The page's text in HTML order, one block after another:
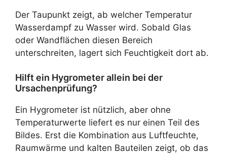
Der Taupunkt zeigt, ab welcher Temperatur
Wasserdampf zu Wasser wird. Sobald Glas
oder Wandflächen diesen Bereich
unterschreiten, lagert sich Feuchtigkeit dort ab.
Hilft ein Hygrometer allein bei der
Ursachenprüfung?
Ein Hygrometer ist nützlich, aber ohne
Temperaturwerte liefert es nur einen Teil des
Bildes. Erst die Kombination aus Luftfeuchte,
Raumwärme und kalten Bauteilen zeigt, ob das